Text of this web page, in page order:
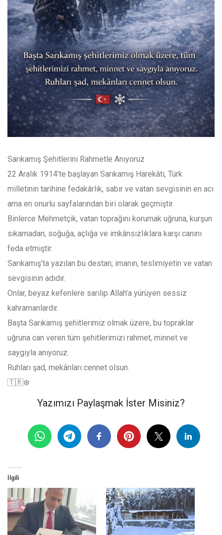
Sarıkamış Şehitlerini Rahmetle Anıyoruz
22 Aralık 1914’te başlayan Sarıkamış Harekâtı, Türk
milletinin tarihine fedakârlık, sabır ve vatan sevgisinin en acı
ama en onurlu sayfalarından biri olarak geçmiştir.
Binlerce Mehmetçik, vatan toprağını korumak uğruna, kurşun
sıkamadan; soğuğa, açlığa ve imkânsızlıklara karşı canını
feda etmiştir.
Sarıkamış’ta yazılan bu destan; imanın, teslimiyetin ve vatan
sevgisinin adıdır.
Onlar, beyaz kefenlere sarılıp Allah’a yürüyen sessiz
kahramanlardır.
Başta Sarıkamış şehitlerimiz olmak üzere, bu topraklar
uğruna can veren tüm şehitlerimizi rahmet, minnet ve
saygıyla anıyoruz.
Ruhları şad, mekânları cennet olsun.
🇹🇷❄️
Yazımızı Paylaşmak İster Misiniz?
İlgili